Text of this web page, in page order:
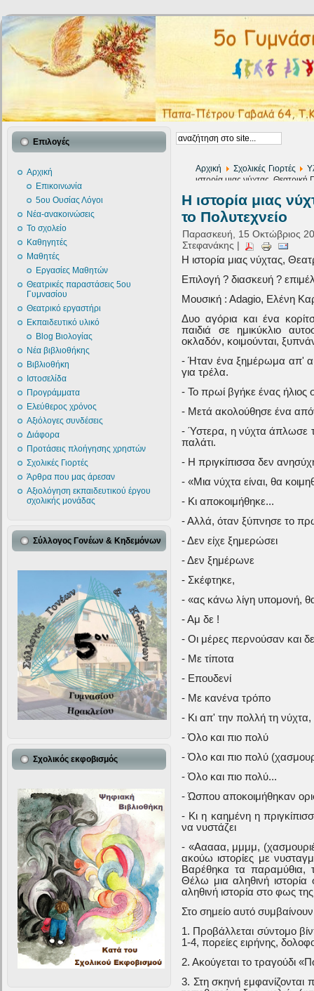
Επιλογές
Αρχική
Επικοινωνία
5ου Ουσίας Λόγοι
Νέα-ανακοινώσεις
Το σχολείο
Καθηγητές
Μαθητές
Εργασίες Μαθητών
Θεατρικές παραστάσεις 5ου
Γυμνασίου
Θεατρικό εργαστήρι
Εκπαιδευτικό υλικό
Blog Βιολογίας
Νέα βιβλιοθήκης
Βιβλιοθήκη
Ιστοσελίδα
Προγράμματα
Ελεύθερος χρόνος
Αξιόλογες συνδέσεις
Διάφορα
Προτάσεις πλοήγησης χρηστών
Σχολικές Γιορτές
Άρθρα που μας άρεσαν
Αξιολόγηση εκπαιδευτικού έργου
σχολικής μονάδας
Σύλλογος Γονέων & Κηδεμόνων
Σχολικός εκφοβισμός
Αρχική Σχολικές Γιορτές
ιστορία μιας νύχτας,
Η ιστορία μιας
το Πολυτεχνείο
Παρασκευή, 15 Οκτώβριος
Στεφανάκης |
Η ιστορία μιας νύχτας,
Επιλογή ? διασκευή ?
Μουσική : Αdagio, Ελένη
Δυο αγόρια και ένα
παιδιά σε ημικύκλιο
οκλαδόν, κοιμούνται,
- Ήταν ένα ξημέρωμα απ'
για τρέλα.
- Το πρωί βγήκε ένας ήλιος
- Μετά ακολούθησε ένα
- Ύστερα, η νύχτα άπλωσε
παλάτι.
- Η πριγκίπισσα δεν
- «Μια νύχτα είναι, θα
- Κι αποκοιμήθηκε...
- Αλλά, όταν ξύπνησε το
- Δεν είχε ξημερώσει
- Δεν ξημέρωνε
- Σκέφτηκε,
- «ας κάνω λίγη υπομονή,
- Αμ δε !
- Οι μέρες περνούσαν και
- Με τίποτα
- Επουδενί
- Με κανένα τρόπο
- Κι απ' την πολλή τη νύχτα,
- Όλο και πιο πολύ
- Όλο και πιο πολύ
- Όλο και πιο πολύ...
- Ώσπου αποκοιμήθηκαν
- Κι η καημένη η
να νυστάζει
- «Ααααα, μμμμ,
ακούω ιστορίες με
Βαρέθηκα τα παραμύθια,
Θέλω μια αληθινή
αληθινή ιστορία στο φως
Στο σημείο αυτό
1. Προβάλλεται σύντομο
1-4, πορείες ειρήνης,
2. Ακούγεται το τραγούδι
3. Στη σκηνή